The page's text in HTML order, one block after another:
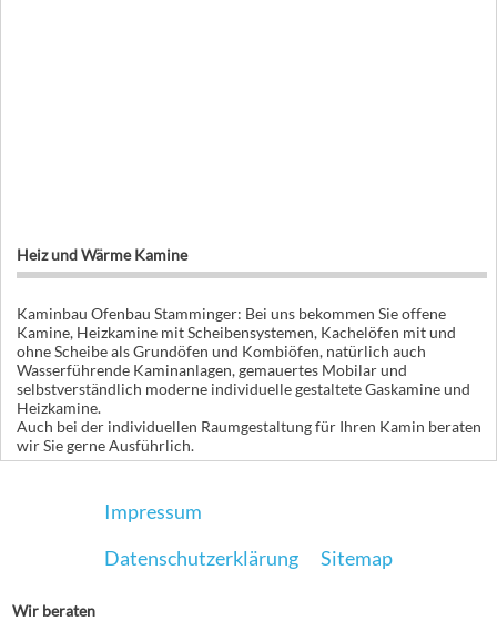
Heiz und Wärme Kamine
Kaminbau Ofenbau Stamminger: Bei uns bekommen Sie offene
Kamine, Heizkamine mit Scheibensystemen, Kachelöfen mit und
ohne Scheibe als Grundöfen und Kombiöfen, natürlich auch
Wasserführende Kaminanlagen, gemauertes Mobilar und
selbstverständlich moderne individuelle gestaltete Gaskamine und
Heizkamine.
Auch bei der individuellen Raumgestaltung für Ihren Kamin beraten
wir Sie gerne Ausführlich.
Impressum
Datenschutzerklärung
Sitemap
Wir beraten